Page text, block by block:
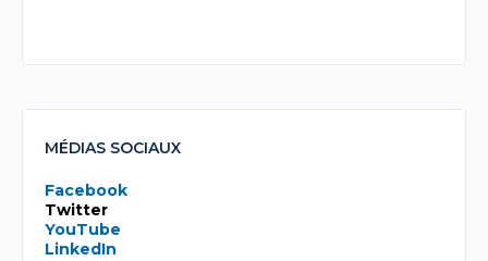
MÉDIAS SOCIAUX
Facebook
Twitter
YouTube
LinkedIn